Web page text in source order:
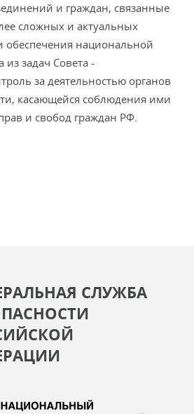
и граждан, связанные
сложных и актуальных
обеспечения национальной
из задач Совета -
за деятельностью органов
касающейся соблюдения ими
и свобод граждан РФ.
СЛУЖБА